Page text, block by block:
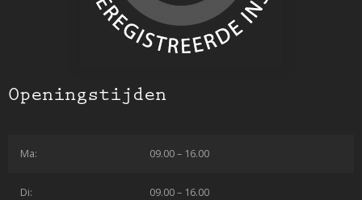
Openingstijden
Ma: 09.00 – 16.00
Di: 09.00 – 16.00